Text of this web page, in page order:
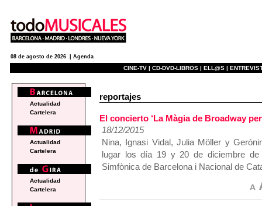
08 de agosto de 2026 | Agenda
CINE-TV | CD-DVD-LIBROS | ELL@S |
reportajes
El concierto ‘La Màgia de Broadway
18/12/2015
Nina, Ignasi Vidal, Julia Möller y
lugar los día 19 y 20 de diciembre de
Simfònica de Barcelona i Nacional de
Actualidad
Cartelera
Actualidad
Cartelera
Actualidad
Cartelera